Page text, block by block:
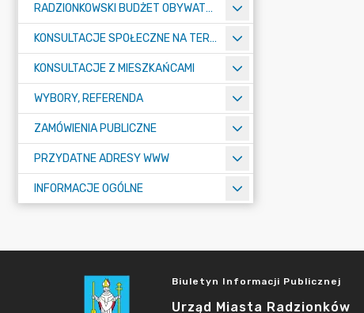
RADZIONKOWSKI BUDŻET OBYWATELSKI
KONSULTACJE SPOŁECZNE NA TERENIE MIASTA RADZIONKÓW
KONSULTACJE Z MIESZKAŃCAMI
WYBORY, REFERENDA
ZAMÓWIENIA PUBLICZNE
PRZYDATNE ADRESY WWW
INFORMACJE OGÓLNE
Biuletyn Informacji Publicznej
Urząd Miasta Radzionków